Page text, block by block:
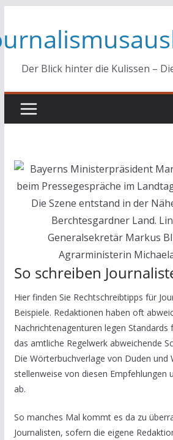
springen
Der Blick hinter die Kulissen –
So schreiben
Hier finden Sie Rechtschreibtipps für
Beispiele. Redaktionen haben oft
Nachrichtenagenturen legen Standards
das amtliche Regelwerk abweichende
Die Wörterbuchverlage von Duden und
stellenweise von diesen Empfehlungen
ab.
So manches Mal kommt es da zu
Journalisten, sofern die eigene